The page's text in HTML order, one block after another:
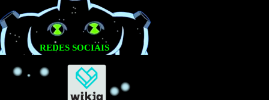
REDES SOCIAIS